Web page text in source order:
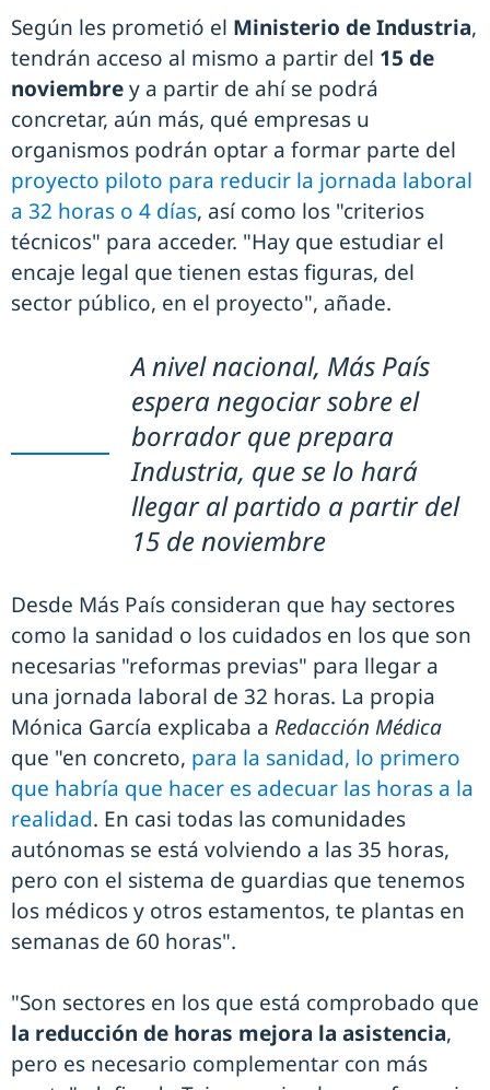
Según les prometió el Ministerio de Industria,
tendrán acceso al mismo a partir del 15 de
noviembrey a partir de ahí se podrá
concretar, aún más, qué empresas u
organismos podrán optar a formar parte del
proyecto piloto para reducir la jornada laboral
a 32 horas o 4 días, así como los "criterios
técnicos" para acceder. "Hay que estudiar el
encaje legal que tienen estas figuras, del
sector público, en el proyecto", añade.
A nivel nacional, Más País
espera negociar sobre el
borrador que prepara
Industria, que se lo hará
llegar al partido a partir del
15 de noviembre
Desde Más País consideran que hay sectores
como la sanidad o los cuidados en los que son
necesarias "reformas previas" para llegar a
una jornada laboral de 32 horas. La propia
Mónica García explicaba a Redacción Médica
que "en concreto, para la sanidad, lo primero
que habría que hacer es adecuar las horas a la
realidad. En casi todas las comunidades
autónomas se está volviendo a las 35 horas,
pero con el sistema de guardias que tenemos
los médicos y otros estamentos, te plantas en
semanas de 60 horas".
"Son sectores en los que está comprobado que
la reducción de horas mejora la asistencia,
pero es necesario complementar con más